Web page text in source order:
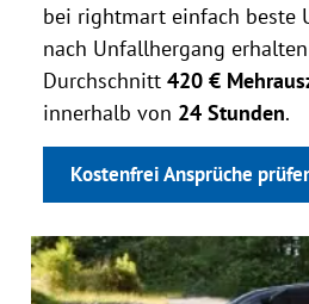
bei rightmart einfach beste
nach Unfallhergang
Durchschnitt 420 €
innerhalb von 24 Stunden.
Kostenfrei Ansprüche